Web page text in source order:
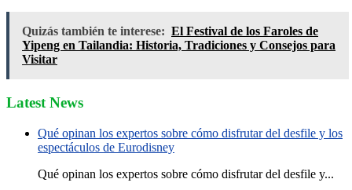
Quizás también te interese: El Festival de los Faroles de
Yipeng en Tailandia: Historia, Tradiciones y Consejos para
Visitar
Latest News
Qué opinan los expertos sobre cómo disfrutar del desfile y los
espectáculos de Eurodisney
Qué opinan los expertos sobre cómo disfrutar del desfile y...